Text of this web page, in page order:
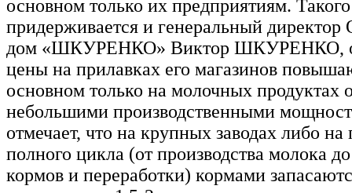
основном только их предприятиям.
придерживается и генеральный
дом «ШКУРЕНКО» Виктор ШКУРЕНКО,
цены на прилавках его магазинов
основном только на молочных продуктах
небольшими производственными
отмечает, что на крупных заводах либо на
полного цикла (от производства молока
кормов и переработки) кормами